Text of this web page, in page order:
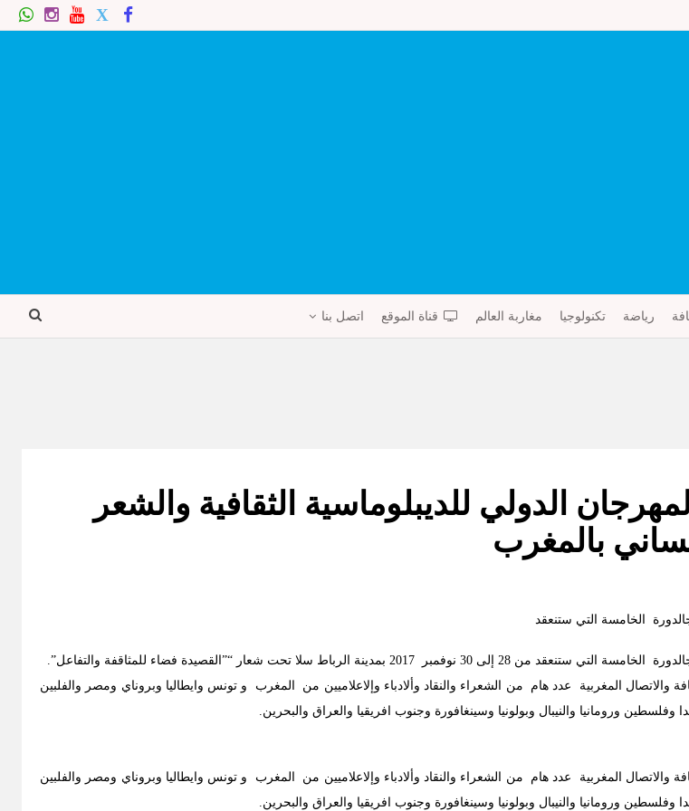
رياضة تكنولوجيا مغاربة العالم قناة الموقع اتصل بنا
الدولي للديبلوماسية الثقافية والشعر
بالمغرب
الخامسة التي ستنعقد
سلا تحت شعار “”القصيدة فضاء للمثاقفة والتفاعل”.
المغربية عدد هام من الشعراء والنقاد وألادباء وإلاعلاميين من المغرب و تونس وايطاليا وبروناي ومصر والفلبين
وفلسطين ورومانيا والنيبال وبولونيا وسينغافورة وجنوب افريقيا والعراق والبحرين.
المغربية عدد هام من الشعراء والنقاد وألادباء وإلاعلاميين من المغرب و تونس وايطاليا وبروناي ومصر والفلبين
وفلسطين ورومانيا والنيبال وبولونيا وسينغافورة وجنوب افريقيا والعراق والبحرين.